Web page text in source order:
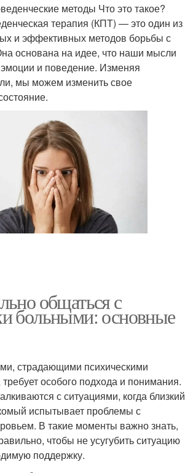
методы Что это такое?
терапия (КПТ) — это один из
и эффективных методов борьбы с
основана на идее, что наши мысли
и поведение. Изменяя
мы можем изменить свое
общаться с
больными: основные
страдающими психическими
особого подхода и понимания.
с ситуациями, когда близкий
испытывает проблемы с
В такие моменты важно знать,
чтобы не усугубить ситуацию
поддержку.